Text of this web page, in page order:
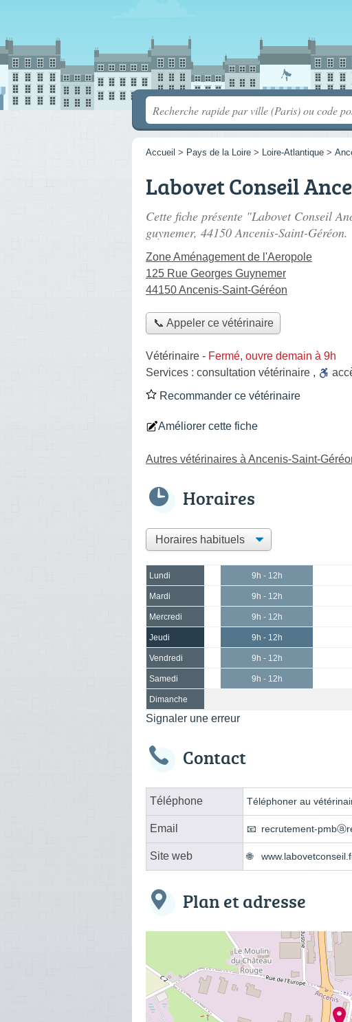
Accueil > Pays de la Loire > Loire-Atlantique >
Labovet Conseil
Cette fiche présente "Labovet Conseil
guynemer, 44150 Ancenis-Saint-Géréon.
Zone Aménagement de l'Aeropole
125 Rue Georges Guynemer
44150 Ancenis-Saint-Géréon
📞 Appeler ce vétérinaire
Vétérinaire - Fermé, ouvre demain à 9h
Services : consultation vétérinaire ,
Recommander ce vétérinaire
Améliorer cette fiche
Autres vétérinaires à Ancenis-Saint-
Horaires
Lundi 9h - 12h
Mardi 9h - 12h
Mercredi 9h - 12h
Jeudi 9h - 12h
Vendredi 9h - 12h
Samedi 9h - 12h
Dimanche
Signaler une erreur
Contact
Téléphone Téléphoner au
Email recrutement-
Site web
Plan et adresse